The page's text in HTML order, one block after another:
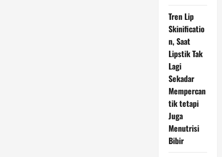
Tren Lip
Skinificatio
n, Saat
Lipstik Tak
Lagi
Sekadar
Mempercan
tik tetapi
Juga
Menutrisi
Bibir